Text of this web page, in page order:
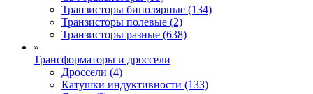
Транзисторы биполярные (134)
Транзисторы полевые (2)
Транзисторы разные (638)
»
Трансформаторы и дроссели
Дроссели (4)
Катушки индуктивности (133)